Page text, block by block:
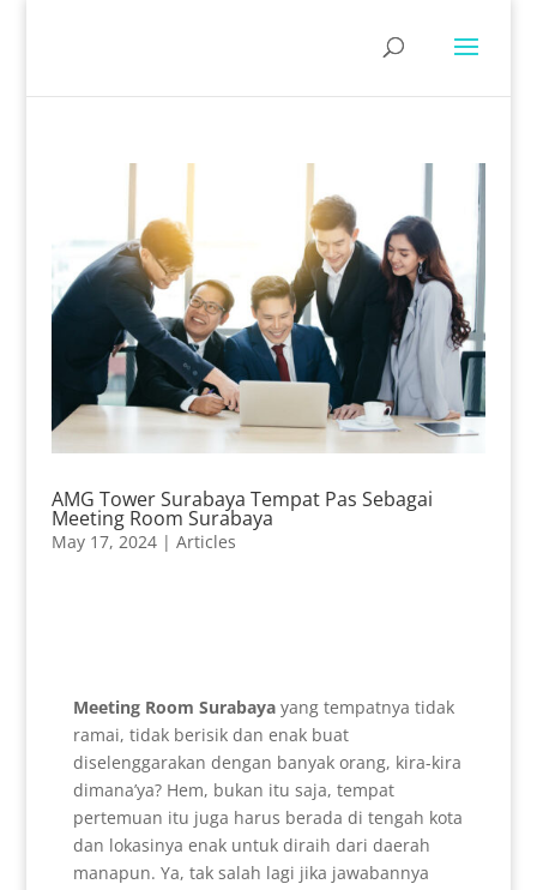
AMG Tower Surabaya Tempat Pas Sebagai
Meeting Room Surabaya
May 17, 2024| Articles
Meeting Room Surabaya yang tempatnya tidak
ramai, tidak berisik dan enak buat
diselenggarakan dengan banyak orang, kira-kira
dimana’ya? Hem, bukan itu saja, tempat
pertemuan itu juga harus berada di tengah kota
dan lokasinya enak untuk diraih dari daerah
manapun. Ya, tak salah lagi jika jawabannya